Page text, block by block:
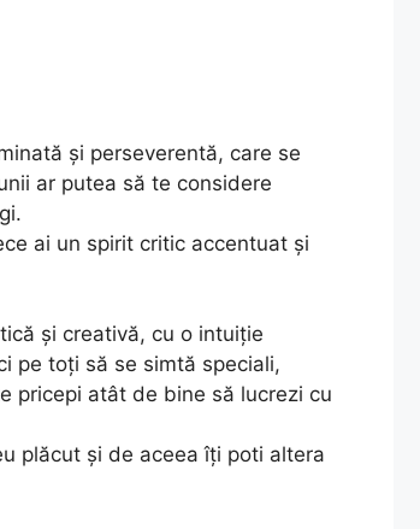
și perseverentă, care se
ar putea să te considere
ai un spirit critic accentuat și
și creativă, cu o intuiție
pe toți să se simtă speciali,
pricepi atât de bine să lucrezi cu
plăcut și de aceea îți poti altera